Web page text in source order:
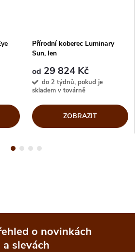
Přírodní koberec Luminary
Sun, len
od 29 824 Kč
do 2 týdnů, pokud je
skladem v továrně
ZOBRAZIT
o novinkách
a slevách